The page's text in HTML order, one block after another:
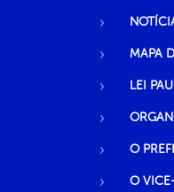
MAPA
LEI
O
O